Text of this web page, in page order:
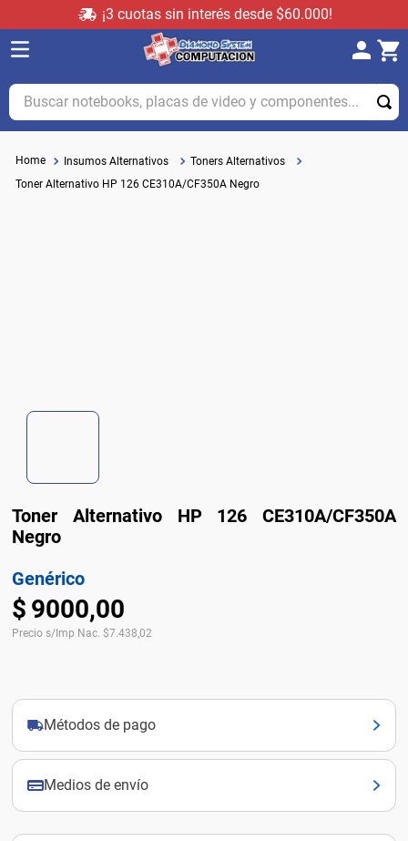
¡3 cuotas sin interés desde $60.000!
Buscar notebooks, placas de video y componentes...
Insumos Alternativos
Toners Alternativos
Toner Alternativo HP 126 CE310A/CF350A Negro
Toner Alternativo HP 126 CE310A/CF350A
Negro
Genérico
$ 9000,00
Precio s/Imp Nac. $7.438,02
Métodos de pago
Medios de envío